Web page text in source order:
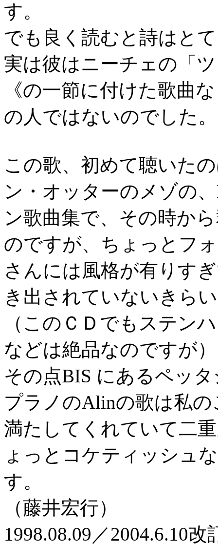
す。
でも良く読むと詩はと
実は彼はニーチェの「
《の一節に付けた歌曲
の人ではないのでした。
この歌、初めて聴いた
ン・オッターのメゾの
ン歌曲集で、その時か
のですが、ちょっとフ
さんには風格が有りす
き出されていないきら
（このＣＤでもステン
などは絶品なのですが）
その点BIS にあるペッ
プラノのAlinの歌は私
満たしてくれていて二
ょっとコケティッシュ
す。
（藤井宏行）
1998.08.09／2004.6.10